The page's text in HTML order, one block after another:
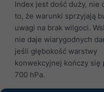
Index jest dość duży, nie
to, że warunki sprzyjają
uwagi na brak wilgoci.
nie daje wiarygodnych
jeśli głębokość warstwy
konwekcyjnej kończy się
700 hPa.